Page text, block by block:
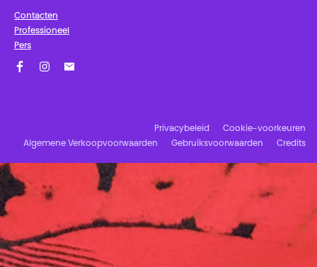
Contacten
Professioneel
Pers
Privacybeleid
Cookie-voorkeuren
Algemene Verkoopvoorwaarden
Gebruiksvoorwaarden Credits